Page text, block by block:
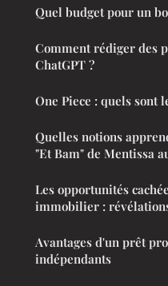
Quel budget pour un
Comment rédiger des
ChatGPT ?
One Piece : quels sont
Quelles notions
"Et Bam" de Mentissa
Les opportunités
immobilier :
Avantages d'un prêt
indépendants